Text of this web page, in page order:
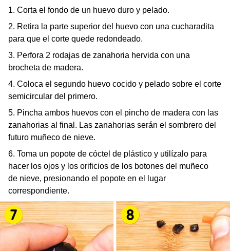
1. Corta el fondo de un huevo duro y pelado.
2. Retira la parte superior del huevo con una cucharadita
para que el corte quede redondeado.
3. Perfora 2 rodajas de zanahoria hervida con una
brocheta de madera.
4. Coloca el segundo huevo cocido y pelado sobre el corte
semicircular del primero.
5. Pincha ambos huevos con el pincho de madera con las
zanahorias al final. Las zanahorias serán el sombrero del
futuro muñeco de nieve.
6. Toma un popote de cóctel de plástico y utilízalo para
hacer los ojos y los orificios de los botones del muñeco
de nieve, presionando el popote en el lugar
correspondiente.